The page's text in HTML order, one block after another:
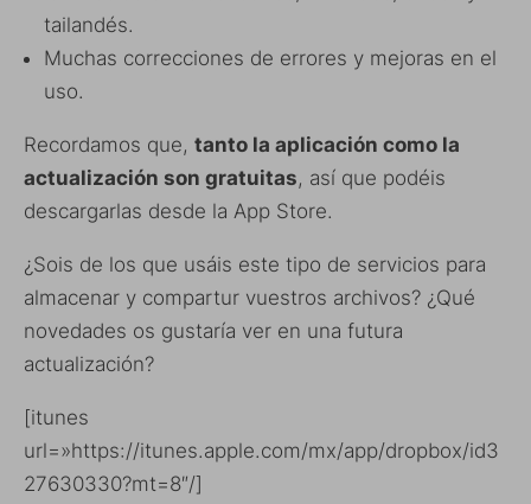
tailandés.
Muchas correcciones de errores y mejoras en el
uso.
Recordamos que, tanto la aplicación como la
actualización son gratuitas, así que podéis
descargarlas desde la App Store.
¿Sois de los que usáis este tipo de servicios para
almacenar y compartur vuestros archivos? ¿Qué
novedades os gustaría ver en una futura
actualización?
[itunes
url=»https://itunes.apple.com/mx/app/dropbox/id3
27630330?mt=8″/]